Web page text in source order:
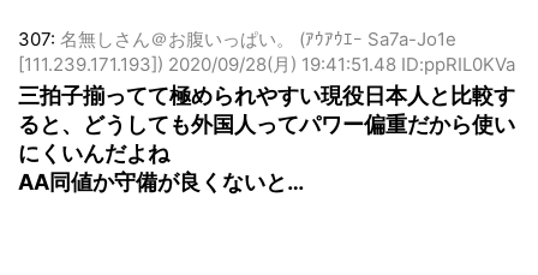
307: 名無しさん＠お腹いっぱい。 (ｱｳｱｳｴｰ Sa7a-Jo1e
[111.239.171.193]) 2020/09/28(月) 19:41:51.48 ID:ppRIL0KVa
三拍子揃ってて極められやすい現役日本人と比較す
ると、どうしても外国人ってパワー偏重だから使い
にくいんだよね
AA同値か守備が良くないと…